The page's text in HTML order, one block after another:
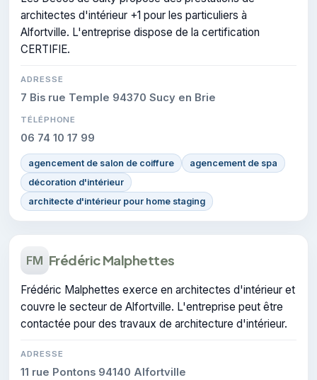
architectes d'intérieur +1 pour les particuliers à
Alfortville. L'entreprise dispose de la certification
CERTIFIE.
ADRESSE
7 Bis rue Temple 94370 Sucy en Brie
TÉLÉPHONE
06 74 10 17 99
agencement de salon de coiffure
agencement de spa
décoration d'intérieur
architecte d'intérieur pour home staging
FM Frédéric Malphettes
Frédéric Malphettes exerce en architectes d'intérieur et
couvre le secteur de Alfortville. L'entreprise peut être
contactée pour des travaux de architecture d'intérieur.
ADRESSE
11 rue Pontons 94140 Alfortville